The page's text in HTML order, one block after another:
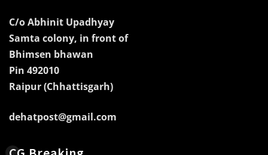
C/o Abhinit Upadhyay
Samta colony, in front of
Bhimsen bhawan
Pin 492010
Raipur (Chhattisgarh)
dehatpost@gmail.com